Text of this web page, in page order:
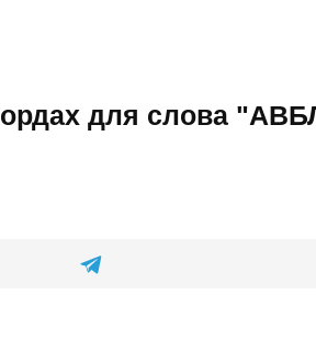
для слова